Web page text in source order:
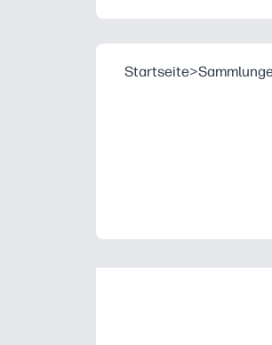
Startseite>